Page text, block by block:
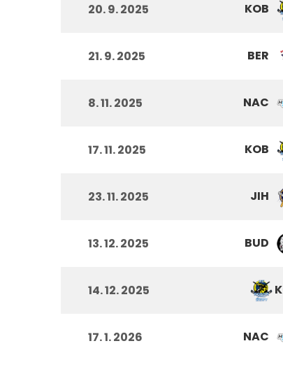
20. 9. 2025 KOB
21. 9. 2025 BER
8. 11. 2025 NAC
17. 11. 2025 KOB
23. 11. 2025 JIH
13. 12. 2025 BUD
14. 12. 2025
17. 1. 2026 NAC